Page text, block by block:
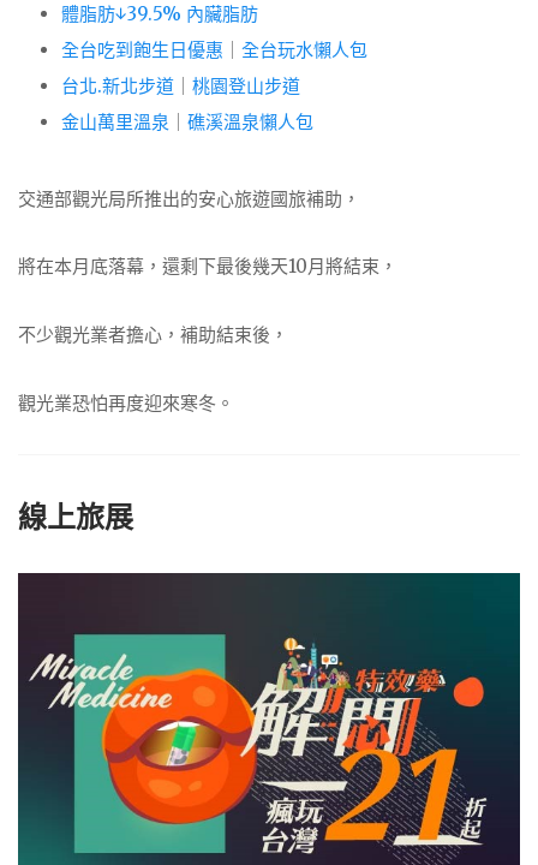
體脂肪↓39.5% 內臟脂肪
全台吃到飽生日優惠
全台玩水懶人包
台北.新北步道
桃園登山步道
金山萬里溫泉
礁溪溫泉懶人包
交通部觀光局所推出的安心旅遊國旅補助，
將在本月底落幕，還剩下最後幾天10月將結束，
不少觀光業者擔心，補助結束後，
觀光業恐怕再度迎來寒冬。
線上旅展